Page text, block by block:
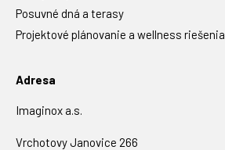
Posuvné dná a terasy
Projektové plánovanie a wellness riešenia
Adresa
Imaginox a.s.
Vrchotovy Janovice 266